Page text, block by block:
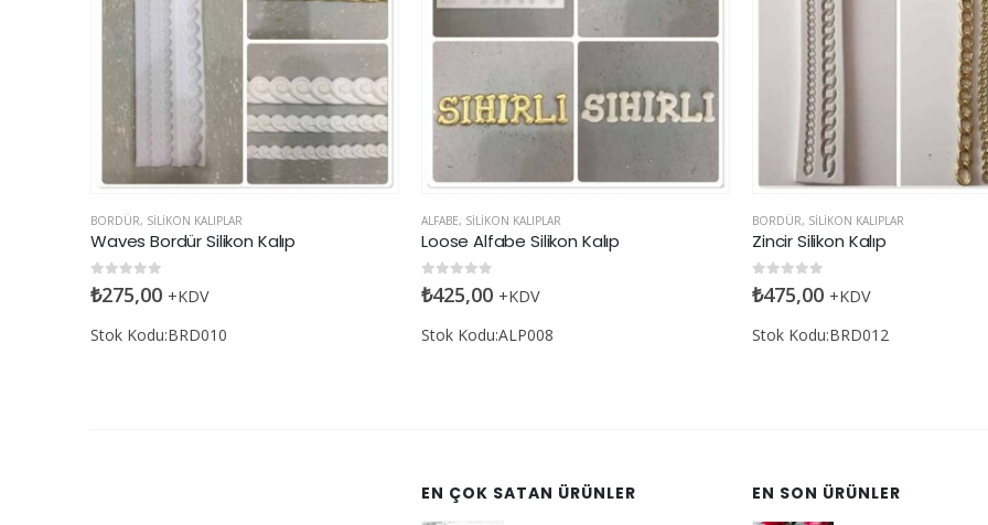
ALFABE,SILIKON KALIPLAR
Loose Alfabe Silikon Kalıp
0
₺425,00 +KDV
Stok Kodu:ALP008
BORDÜR,SILIKON KALIPLAR
Zincir Silikon Kalıp
0
₺475,00 +KDV
Stok Kodu:BRD012
ALFABE,SILIKON KALIPLAR
Branch Alfabe Silikon Kalıp
0
₺365,00 +KDV
Stok Kodu:ALP001
EN ÇOK SATAN ÜRÜNLER EN SON ÜRÜNLER